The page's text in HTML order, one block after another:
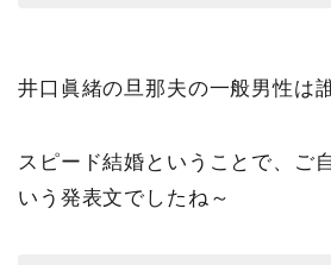
井口眞緒の旦那夫の一般男性は
スピード結婚ということで、ご
いう発表文でしたね～